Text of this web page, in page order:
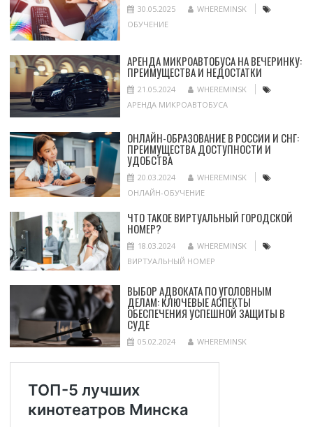
30.05.2025
WHEREMINSK
ОБУЧЕНИЕ
АРЕНДА МИКРОАВТОБУСА НА ВЕЧЕРИНКУ:
ПРЕИМУЩЕСТВА И НЕДОСТАТКИ
21.05.2024
WHEREMINSK
АРЕНДА МИКРОАВТОБУСА
ОНЛАЙН-ОБРАЗОВАНИЕ В РОССИИ И СНГ:
ПРЕИМУЩЕСТВА ДОСТУПНОСТИ И
УДОБСТВА
20.03.2024
WHEREMINSK
ОНЛАЙН-ОБУЧЕНИЕ
ЧТО ТАКОЕ ВИРТУАЛЬНЫЙ ГОРОДСКОЙ
НОМЕР?
18.03.2024
WHEREMINSK
ВИРТУАЛЬНЫЙ НОМЕР
ВЫБОР АДВОКАТА ПО УГОЛОВНЫМ
ДЕЛАМ: КЛЮЧЕВЫЕ АСПЕКТЫ
ОБЕСПЕЧЕНИЯ УСПЕШНОЙ ЗАЩИТЫ В
СУДЕ
05.02.2024 WHEREMINSK